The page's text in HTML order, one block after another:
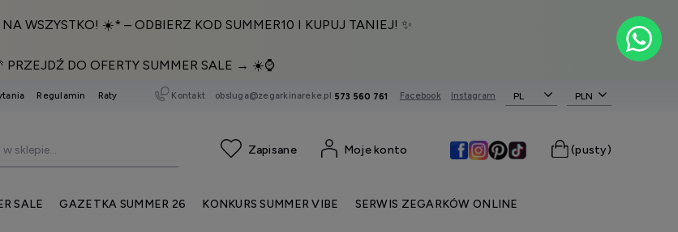
WSZYSTKO! ☀️* – ODBIERZ KOD SUMMER10 I KUPUJ TANIEJ! ✨
PRZEJDŹ DO OFERTY SUMMER SALE → ☀️⌚️
Regulamin Raty Kontakt obsluga@zegarkinareke.pl 573 560 761 Facebook Instagram PL
(pusty)
Moje konto
SALE GAZETKA SUMMER 26 KONKURS SUMMER VIBE
SERWIS ZEGARKÓW ONLINE